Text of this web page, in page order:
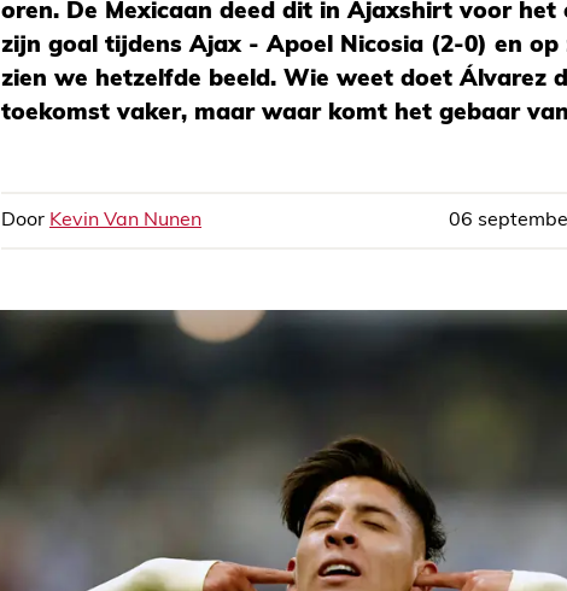
oren. De Mexicaan deed dit in Ajaxshirt voor het
zijn goal tijdens Ajax - Apoel Nicosia (2-0) en op
zien we hetzelfde beeld. Wie weet doet Álvarez
toekomst vaker, maar waar komt het gebaar
Door Kevin Van Nunen 06